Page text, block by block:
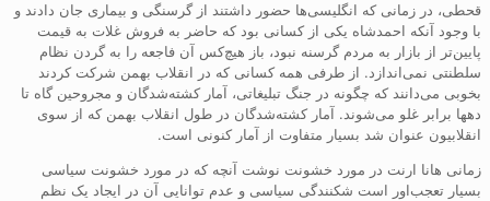
قحطی، در زمانی که انگلیسی‌ها حضور داشتند از گرسنگی و بیماری جان دادند و
با وجود آنکه احمدشاه یکی از کسانی بود که حاضر به فروش غلات به قیمت
پایین‌تر از بازار به مردم گرسنه نبود، باز هیچ‌کس آن فاجعه را به گردن نظام
سلطنتی نمی‌اندازد. از طرفی همه کسانی که در انقلاب بهمن شرکت کردند
بخوبی می‌دانند که چگونه در جنگ تبلیغاتی، آمار کشته‌شدگان و مجروحین گاه تا
دهها برابر غلو می‌شوند. آمار کشته‌شدگان در طول انقلاب بهمن که از سوی
انقلابیون عنوان شد بسیار متفاوت از آمار کنونی است.
زمانی هانا ارنت در مورد خشونت نوشت آنچه که در مورد خشونت سیاسی
بسیار تعجب‌اور است شکنندگی سیاسی و عدم توانایی آن در ایجاد یک نظم